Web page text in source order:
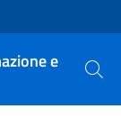
e
Cerca